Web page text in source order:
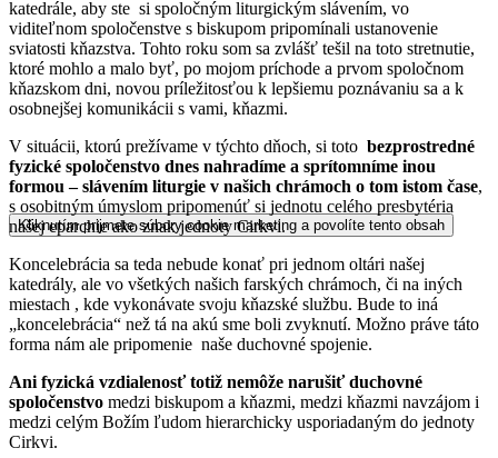
Kliknutím prijmete súbory cookie marketing a povolíte tento obsah
katedrále, aby ste si spoločným liturgickým slávením, vo
viditeľnom spoločenstve s biskupom pripomínali ustanovenie
sviatosti kňazstva. Tohto roku som sa zvlášť tešil na toto stretnutie,
ktoré mohlo a malo byť, po mojom príchode a prvom spoločnom
kňazskom dni, novou príležitosťou k lepšiemu poznávaniu sa a k
osobnejšej komunikácii s vami, kňazmi.
V situácii, ktorú prežívame v týchto dňoch, si toto bezprostredné
fyzické spoločenstvo dnes nahradíme a sprítomníme inou
formou – slávením liturgie v našich chrámoch o tom istom čase,
s osobitným úmyslom pripomenúť si jednotu celého presbytéria
našej eparchie ako znak jednoty Cirkvi.
Koncelebrácia sa teda nebude konať pri jednom oltári našej
katedrály, ale vo všetkých našich farských chrámoch, či na iných
miestach , kde vykonávate svoju kňazské službu. Bude to iná
„koncelebrácia“ než tá na akú sme boli zvyknutí. Možno práve táto
forma nám ale pripomenie naše duchovné spojenie.
Ani fyzická vzdialenosť totiž nemôže narušiť duchovné
spoločenstvo medzi biskupom a kňazmi, medzi kňazmi navzájom i
medzi celým Božím ľudom hierarchicky usporiadaným do jednoty
Cirkvi.